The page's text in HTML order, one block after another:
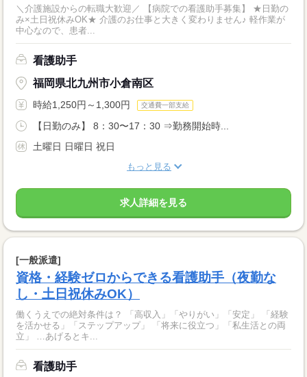
＼介護施設からの転職大歓迎／ 【病院での看護助手募集】 ★日勤の
み×土日祝休みOK★ 介護のお仕事と大きく変わりません♪ 軽作業が
中心なので、患者...
看護助手
福岡県北九州市小倉南区
時給1,250円～1,300円 交通費一部支給
【日勤のみ】 8：30〜17：30 ⇒勤務開始時...
土曜日 日曜日 祝日
もっと見る
求人詳細を見る
[一般派遣]
資格・経験ゼロからできる看護助手（夜勤な
し・土日祝休みOK）
働くうえでの絶対条件は？ 「高収入」「やりがい」「安定」 「経験
を活かせる」「ステップアップ」 「将来に役立つ」「私生活との両
立」 …あげるとキ...
看護助手